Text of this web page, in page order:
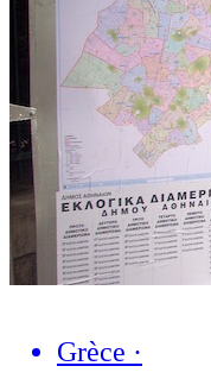
Grèce ·